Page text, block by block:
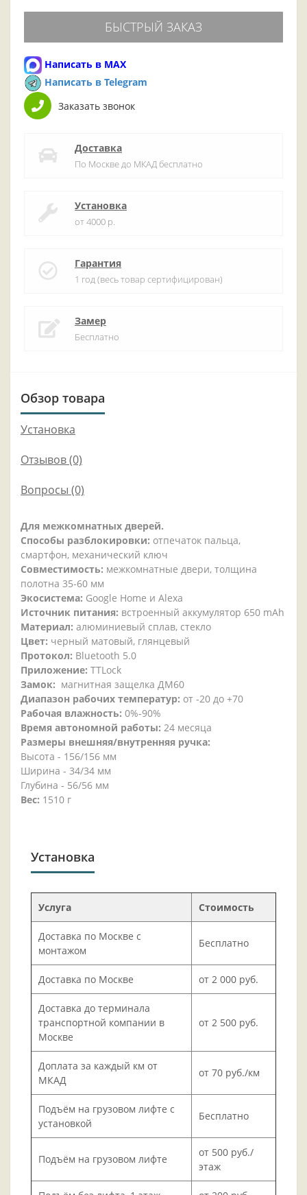
БЫСТРЫЙ ЗАКАЗ
Написать в MAX
Написать в Telegram
Заказать звонок
Доставка
По Москве до МКАД бесплатно
Установка
от 4000 р.
Гарантия
1 год (весь товар сертифицирован)
Замер
Бесплатно
Обзор товара
Установка
Отзывов (0)
Вопросы (0)
Для межкомнатных дверей.
Способы разблокировки: отпечаток пальца,
смартфон, механический ключ
Совместимость: межкомнатные двери, толщина
полотна 35-60 мм
Экосистема: Google Home и Alexa
Источник питания: встроенный аккумулятор 650 mAh
Материал: алюминиевый сплав, стекло
Цвет: черный матовый, глянцевый
Протокол: Bluetooth 5.0
Приложение: TTLock
Замок: магнитная защелка ДМ60
Диапазон рабочих температур: от -20 до +70
Рабочая влажность: 0%-90%
Время автономной работы: 24 месяца
Размеры внешняя/внутренняя ручка:
Высота - 156/156 мм
Ширина - 34/34 мм
Глубина - 56/56 мм
Вес: 1510 г
Установка
Услуга Стоимость
Доставка по Москве с
монтажом
Бесплатно
Доставка по Москве от 2 000 руб.
Доставка до терминала
транспортной компании в
Москве
от 2 500 руб.
Доплата за каждый км от
МКАД
от 70 руб./км
Подъём на грузовом лифте с
установкой
Бесплатно
Подъём на грузовом лифте
от 500 руб./
этаж